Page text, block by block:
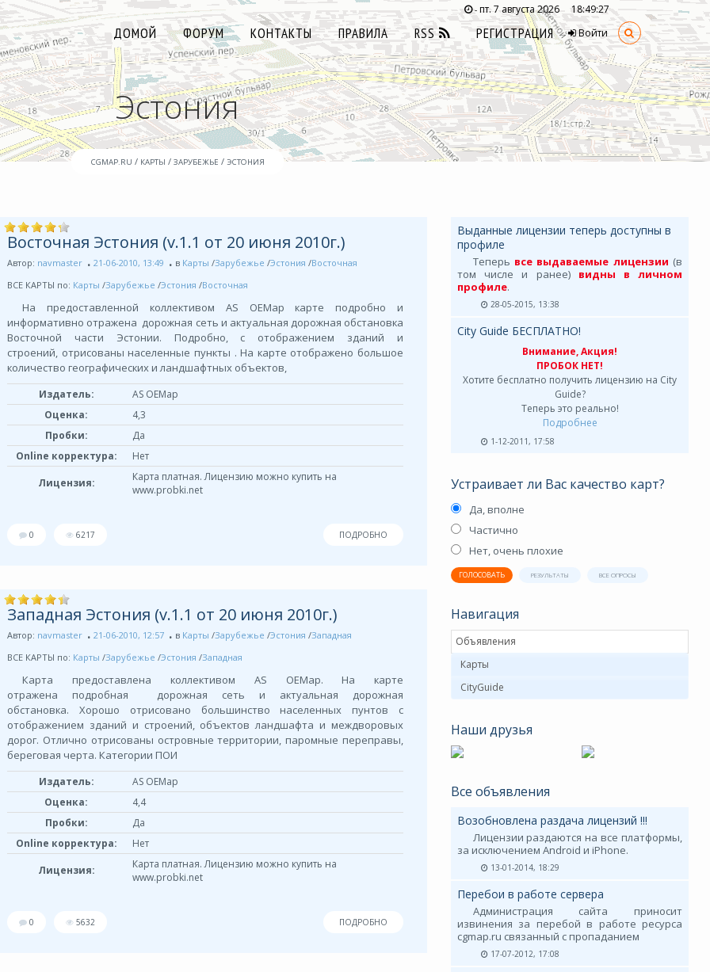
- пт. 7 августа 2026 18:49:27
ДОМОЙ ФОРУМ КОНТАКТЫ ПРАВИЛА RSS РЕГИСТРАЦИЯ Войти
Эстония
CGMAP.RU / КАРТЫ / ЗАРУБЕЖЬЕ / ЭСТОНИЯ
Восточная Эстония (v.1.1 от 20 июня 2010г.)
Автор: navmaster 21-06-2010, 13:49 в Карты /Зарубежье /Эстония /Восточная
ВСЕ КАРТЫ по: Карты /Зарубежье /Эстония /Восточная
На предоставленной коллективом AS OEMap карте подробно и
информативно отражена дорожная сеть и актуальная дорожная обстановка
Восточной части Эстонии. Подробно, с отображением зданий и
строений, отрисованы населенные пункты . На карте отображено большое
количество географических и ландшафтных объектов,
Издатель:
AS OEMap
Оценка:
4,3
Пробки:
Да
Online корректура:
Нет
Лицензия:
Карта платная. Лицензию можно купить на
www.probki.net
0 6217 ПОДРОБНО
Западная Эстония (v.1.1 от 20 июня 2010г.)
Автор: navmaster 21-06-2010, 12:57 в Карты /Зарубежье /Эстония /Западная
ВСЕ КАРТЫ по: Карты /Зарубежье /Эстония /Западная
Карта предоставлена коллективом AS OEMap. На карте
отражена подробная дорожная сеть и актуальная дорожная
обстановка. Хорошо отрисовано большинство населенных пунтов с
отображением зданий и строений, объектов ландшафта и междворовых
дорог. Отлично отрисованы островные территории, паромные переправы,
береговая черта. Категории ПОИ
Издатель:
AS OEMap
Оценка:
4,4
Пробки:
Да
Online корректура:
Нет
Лицензия:
Карта платная. Лицензию можно купить на
www.probki.net
0 5632 ПОДРОБНО
Выданные лицензии теперь доступны в
профиле
Теперь все выдаваемые лицензии (в
том числе и ранее) видны в личном
профиле.
28-05-2015, 13:38
City Guide БЕСПЛАТНО!
Внимание, Акция!
ПРОБОК НЕТ!
Хотите бесплатно получить лицензию на City
Guide?
Теперь это реально!
Подробнее
1-12-2011, 17:58
Устраивает ли Вас качество карт?
Да, вполне
Частично
Нет, очень плохие
ГОЛОСОВАТЬ РЕЗУЛЬТАТЫ ВСЕ ОПРОСЫ
Навигация
Объявления
Карты
CityGuide
Наши друзья
Все объявления
Возобновлена раздача лицензий !!!
Лицензии раздаются на все платформы,
за исключением Android и iPhone.
13-01-2014, 18:29
Перебои в работе сервера
Администрация сайта приносит
извинения за перебой в работе ресурса
cgmap.ru связанный с пропаданием
17-07-2012, 17:08